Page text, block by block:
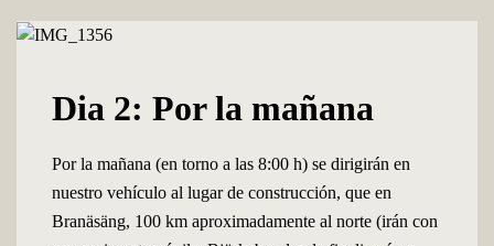
Dia 2: Por la mañana
Por la mañana (en torno a las 8:00 h) se dirigirán en
nuestro vehículo al lugar de construcción, que en
Branäsäng, 100 km aproximadamente al norte (irán con